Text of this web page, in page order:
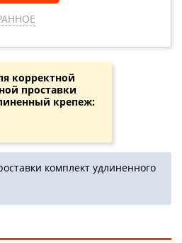
корректной
проставки
крепеж:
комплект удлиненного